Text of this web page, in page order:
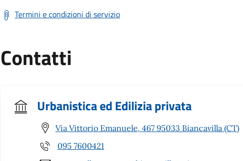
Termini e condizioni di servizio
Contatti
Urbanistica ed Edilizia privata
Via Vittorio Emanuele, 467 95033 Biancavilla (CT)
095 7600421